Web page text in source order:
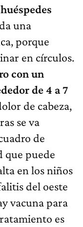
una
porque
en círculos.
con un
de 4 a 7
de cabeza,
se va
de
que puede
en los niños
del oeste
vacuna para
es